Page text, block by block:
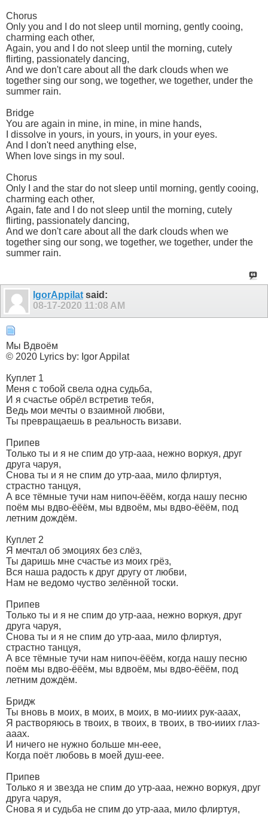
Chorus
Only you and I do not sleep until morning, gently cooing,
charming each other,
Again, you and I do not sleep until the morning, cutely
flirting, passionately dancing,
And we don't care about all the dark clouds when we
together sing our song, we together, we together, under the
summer rain.
Bridge
You are again in mine, in mine, in mine hands,
I dissolve in yours, in yours, in yours, in your eyes.
And I don't need anything else,
When love sings in my soul.
Chorus
Only I and the star do not sleep until morning, gently cooing,
charming each other,
Again, fate and I do not sleep until the morning, cutely
flirting, passionately dancing,
And we don't care about all the dark clouds when we
together sing our song, we together, we together, under the
summer rain.
IgorAppilat said:
08-17-2020 11:08 AM
Мы Вдвоём
© 2020 Lyrics by: Igor Appilat
Куплет 1
Меня с тобой свела одна судьба,
И я счастье обрёл встретив тебя,
Ведь мои мечты о взаимной любви,
Ты превращаешь в реальность визави.
Припев
Только ты и я не спим до утр-ааа, нежно воркуя, друг
друга чаруя,
Снова ты и я не спим до утр-ааа, мило флиртуя,
страстно танцуя,
А все тёмные тучи нам нипоч-ёёём, когда нашу песню
поём мы вдво-ёёём, мы вдвоём, мы вдво-ёёём, под
летним дождём.
Куплет 2
Я мечтал об эмоциях без слёз,
Ты даришь мне счастье из моих грёз,
Вся наша радость к друг другу от любви,
Нам не ведомо чуство зелённой тоски.
Припев
Только ты и я не спим до утр-ааа, нежно воркуя, друг
друга чаруя,
Снова ты и я не спим до утр-ааа, мило флиртуя,
страстно танцуя,
А все тёмные тучи нам нипоч-ёёём, когда нашу песню
поём мы вдво-ёёём, мы вдвоём, мы вдво-ёёём, под
летним дождём.
Бридж
Ты вновь в моих, в моих, в моих, в мо-ииих рук-ааах,
Я растворяюсь в твоих, в твоих, в твоих, в тво-ииих глаз-
ааах.
И ничего не нужно больше мн-еее,
Когда поёт любовь в моей душ-еее.
Припев
Только я и звезда не спим до утр-ааа, нежно воркуя, друг
друга чаруя,
Снова я и судьба не спим до утр-ааа, мило флиртуя,